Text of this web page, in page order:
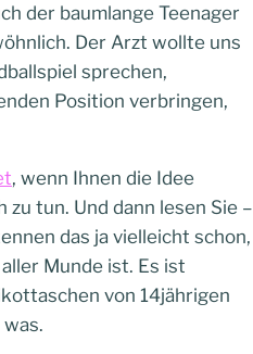
der baumlange Teenager
Der Arzt wollte uns
sprechen,
Position verbringen,
, wenn Ihnen die Idee
tun. Und dann lesen Sie –
das ja vielleicht schon,
Munde ist. Es ist
von 14jährigen